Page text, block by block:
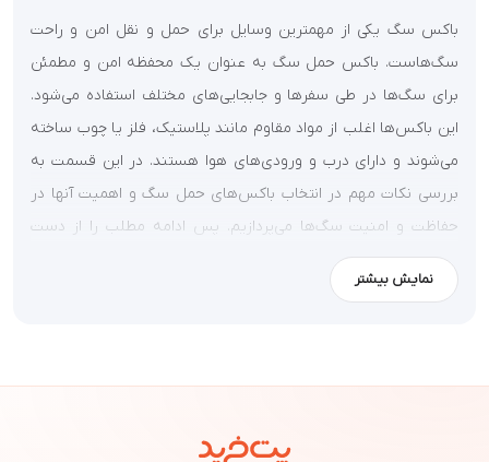
باکس سگ یکی از مهمترین وسایل برای حمل و نقل امن و راحت
سگ‌هاست. باکس حمل سگ به عنوان یک محفظه امن و مطمئن
برای سگ‌ها در طی سفرها و جابجایی‌های مختلف استفاده می‌شود.
این باکس‌ها اغلب از مواد مقاوم مانند پلاستیک، فلز یا چوب ساخته
می‌شوند و دارای درب و ورودی‌های هوا هستند. در این قسمت به
بررسی نکات مهم در انتخاب باکس‌های حمل سگ و اهمیت آنها در
حفاظت و امنیت سگ‌ها می‌پردازیم. پس ادامه مطلب را از دست
ندهید.
نکات و ویژگی‌های انتخاب یک
باکس باید اندازه‌ای مناسب برای سگ شما داشته باشد. سگ باید
نمایش بیشتر